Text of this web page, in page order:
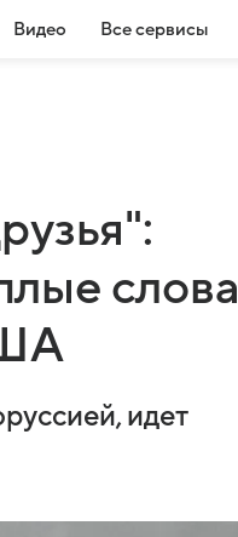
Видео Все сервисы
слова
идет